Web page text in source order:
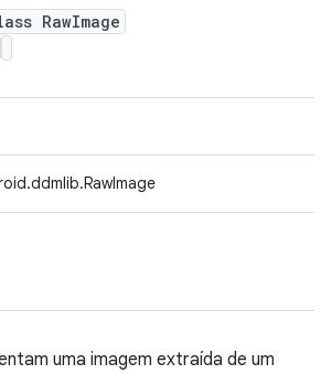
RawImage
uma imagem extraída de um